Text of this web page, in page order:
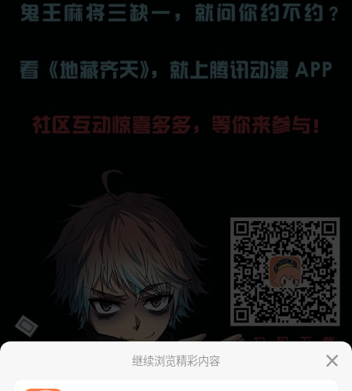
继续浏览精彩内容